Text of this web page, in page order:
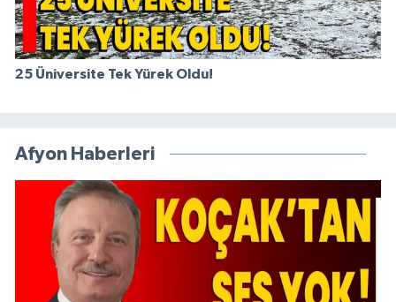
25 Üniversite Tek Yürek Oldu!
Afyon Haberleri